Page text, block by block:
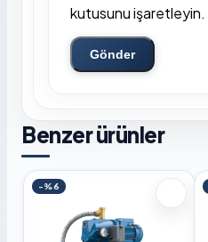
kutusunu işaretleyin.
Gönder
Benzer ürünler
-%6